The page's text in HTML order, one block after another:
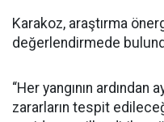
Karakoz, araştırma
değerlendirmede
“Her yangının ardından
zararların tespit